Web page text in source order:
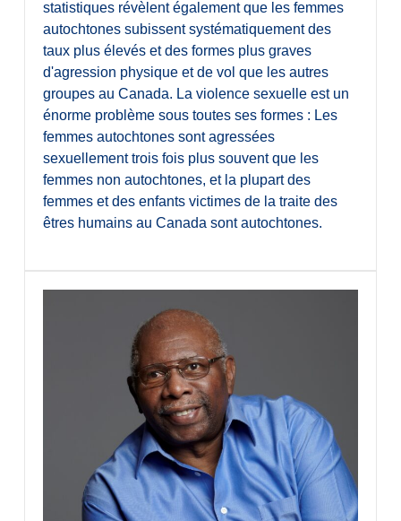
statistiques révèlent également que les femmes
autochtones subissent systématiquement des
taux plus élevés et des formes plus graves
d'agression physique et de vol que les autres
groupes au Canada. La violence sexuelle est un
énorme problème sous toutes ses formes : Les
femmes autochtones sont agressées
sexuellement trois fois plus souvent que les
femmes non autochtones, et la plupart des
femmes et des enfants victimes de la traite des
êtres humains au Canada sont autochtones.